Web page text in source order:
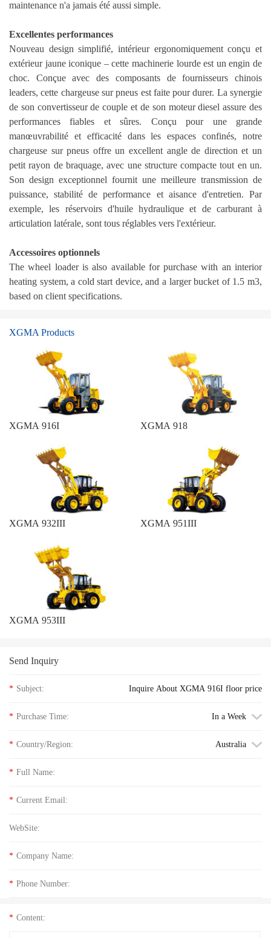
maintenance n'a jamais été aussi simple.
Excellentes performances
Nouveau design simplifié, intérieur ergonomiquement conçu et
extérieur jaune iconique – cette machinerie lourde est un engin de
choc. Conçue avec des composants de fournisseurs chinois
leaders, cette chargeuse sur pneus est faite pour durer. La synergie
de son convertisseur de couple et de son moteur diesel assure des
performances fiables et sûres. Conçu pour une grande
manœuvrabilité et efficacité dans les espaces confinés, notre
chargeuse sur pneus offre un excellent angle de direction et un
petit rayon de braquage, avec une structure compacte tout en un.
Son design exceptionnel fournit une meilleure transmission de
puissance, stabilité de performance et aisance d'entretien. Par
exemple, les réservoirs d'huile hydraulique et de carburant à
articulation latérale, sont tous réglables vers l'extérieur.
Accessoires optionnels
The wheel loader is also available for purchase with an interior
heating system, a cold start device, and a larger bucket of 1.5 m3,
based on client specifications.
XGMA Products
XGMA 916I XGMA 918
XGMA 932III XGMA 951III
XGMA 953III
Send Inquiry
* Subject: Inquire About XGMA 916I floor price
* Purchase Time: In a Week
* Country/Region: Australia
* Full Name:
* Current Email:
WebSite:
* Company Name:
* Phone Number:
* Content: